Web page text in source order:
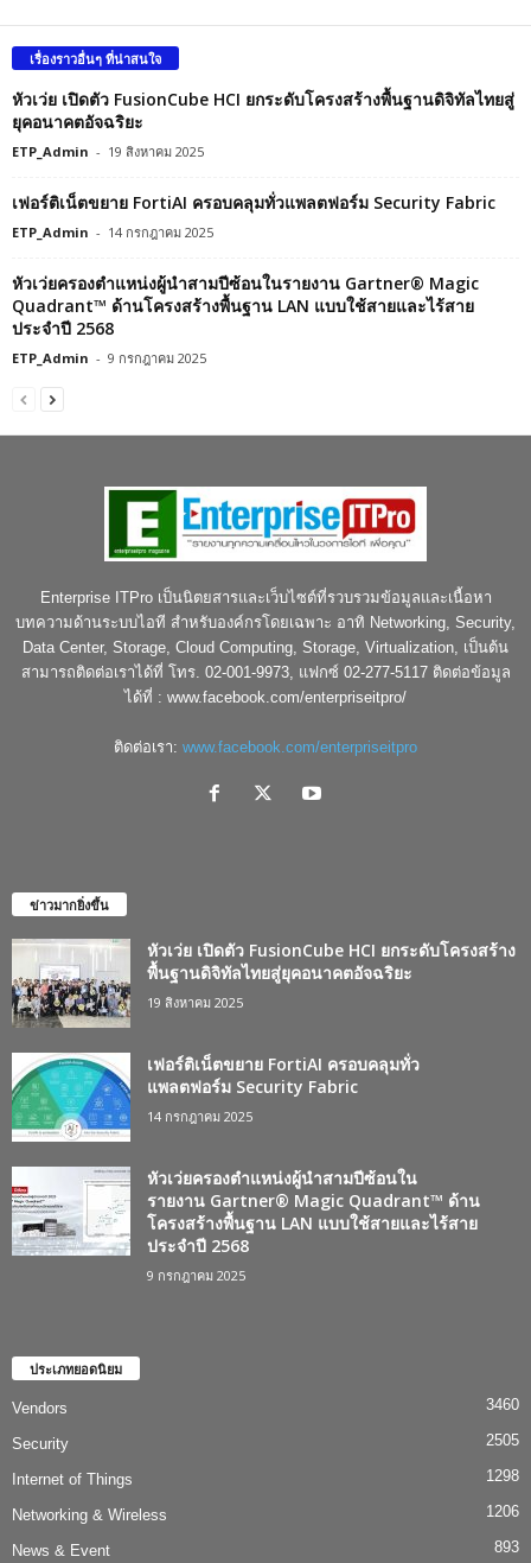
เรื่องราวอื่นๆ ที่น่าสนใจ
หัวเว่ย เปิดตัว FusionCube HCI ยกระดับโครงสร้างพื้นฐานดิจิทัลไทยสู่
ยุคอนาคตอัจฉริยะ
ETP_Admin - 19 สิงหาคม 2025
เฟอร์ติเน็ตขยาย FortiAI ครอบคลุมทั่วแพลตฟอร์ม Security Fabric
ETP_Admin - 14 กรกฎาคม 2025
หัวเว่ยครองตำแหน่งผู้นำสามปีซ้อนในรายงาน Gartner® Magic
Quadrant™ ด้านโครงสร้างพื้นฐาน LAN แบบใช้สายและไร้สาย
ประจำปี 2568
ETP_Admin - 9 กรกฎาคม 2025
Enterprise ITPro เป็นนิตยสารและเว็บไซต์ที่รวบรวมข้อมูลและเนื้อหา
บทความด้านระบบไอที สำหรับองค์กรโดยเฉพาะ อาทิ Networking, Security,
Data Center, Storage, Cloud Computing, Storage, Virtualization, เป็นต้น
สามารถติดต่อเราได้ที่ โทร. 02-001-9973, แฟกซ์ 02-277-5117 ติดต่อข้อมูล
ได้ที่ : www.facebook.com/enterpriseitpro/
ติดต่อเรา: www.facebook.com/enterpriseitpro
ข่าวมากยิ่งขึ้น
หัวเว่ย เปิดตัว FusionCube HCI ยกระดับโครงสร้าง
พื้นฐานดิจิทัลไทยสู่ยุคอนาคตอัจฉริยะ
19 สิงหาคม 2025
เฟอร์ติเน็ตขยาย FortiAI ครอบคลุมทั่ว
แพลตฟอร์ม Security Fabric
14 กรกฎาคม 2025
หัวเว่ยครองตำแหน่งผู้นำสามปีซ้อนใน
รายงาน Gartner® Magic Quadrant™ ด้าน
โครงสร้างพื้นฐาน LAN แบบใช้สายและไร้สาย
ประจำปี 2568
9 กรกฎาคม 2025
ประเภทยอดนิยม
Vendors 3460
Security 2505
Internet of Things 1298
Networking & Wireless 1206
News & Event 893